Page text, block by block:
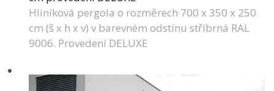
Hliníková pergola o rozměrech 700 x 350 x 250
cm (š x h x v) v barevném odstínu stříbrná RAL
9006. Provedení DELUXE